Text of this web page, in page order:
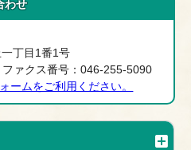
わせ
丁目1番1号
ァクス番号：046-255-5090
ームをご利用ください。